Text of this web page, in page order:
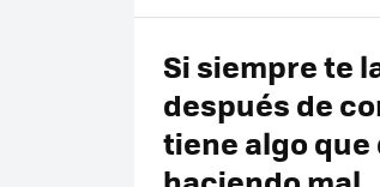
Si siempre te
después de
tiene algo